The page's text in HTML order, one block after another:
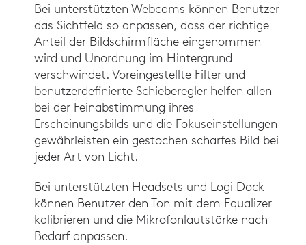
Bei unterstützten Webcams können Benutzer
das Sichtfeld so anpassen, dass der richtige
Anteil der Bildschirmfläche eingenommen
wird und Unordnung im Hintergrund
verschwindet. Voreingestellte Filter und
benutzerdefinierte Schieberegler helfen allen
bei der Feinabstimmung ihres
Erscheinungsbilds und die Fokuseinstellungen
gewährleisten ein gestochen scharfes Bild bei
jeder Art von Licht.
Bei unterstützten Headsets und Logi Dock
können Benutzer den Ton mit dem Equalizer
kalibrieren und die Mikrofonlautstärke nach
Bedarf anpassen.